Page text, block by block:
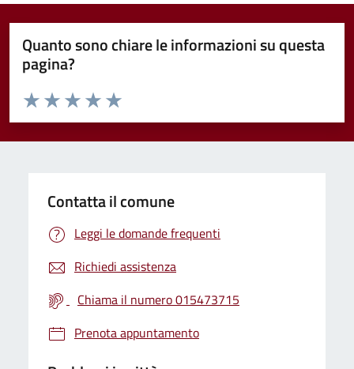
Quanto sono chiare le informazioni su questa
pagina?
Valuta da 1 a 5 stelle la pagina
Valuta 5 stelle su 5
Valuta 4 stelle su 5
Valuta 3 stelle su 5
Valuta 2 stelle su 5
Valuta 1 stelle su 5
Contatta il comune
Leggi le domande frequenti
Richiedi assistenza
Chiama il numero 015473715
Prenota appuntamento